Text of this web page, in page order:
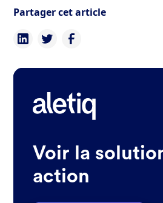
Partager cet article
Voir la
action